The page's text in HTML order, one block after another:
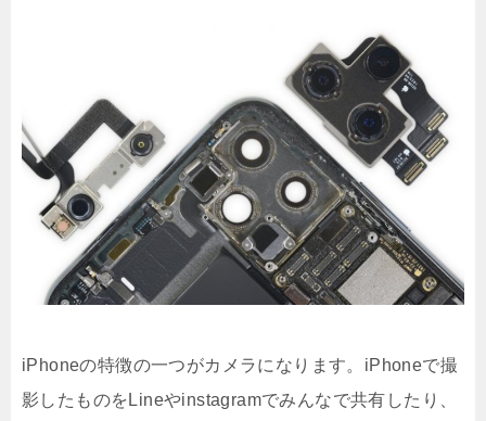
iPhoneの特徴の一つがカメラになります。iPhoneで撮
影したものをLineやinstagramでみんなで共有したり、